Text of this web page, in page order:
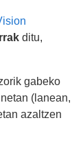
ditu,
gabeko
(lanean,
azaltzen